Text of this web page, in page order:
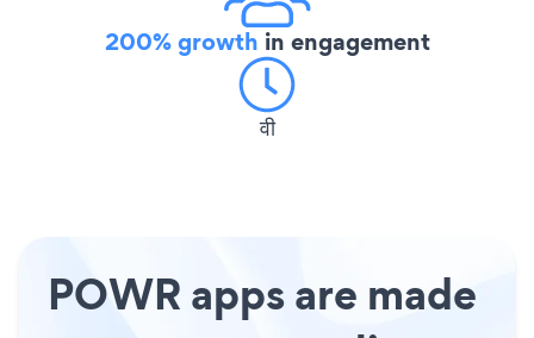
200% growth in engagement
वी
POWR apps are made